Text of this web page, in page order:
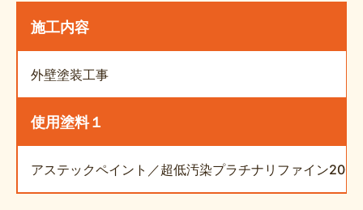
施工内容
外壁塗装工事
使用塗料１
アステックペイント／超低汚染プラチナリファイン